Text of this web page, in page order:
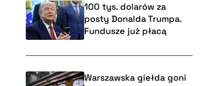
100 tys. dolarów za
posty Donalda Trumpa.
Fundusze już płacą
Warszawska giełda goni